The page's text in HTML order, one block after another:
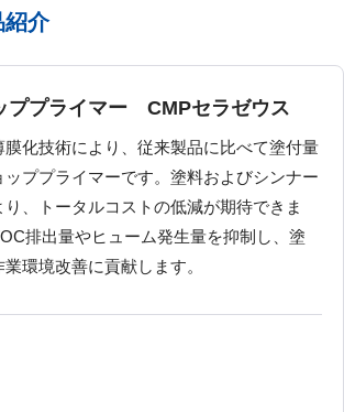
紹介
ププライマー CMPセラゼウス
化技術により、従来製品に比べて塗付量
ッププライマーです。塗料およびシンナー
、トータルコストの低減が期待できま
排出量やヒューム発生量を抑制し、塗
環境改善に貢献します。